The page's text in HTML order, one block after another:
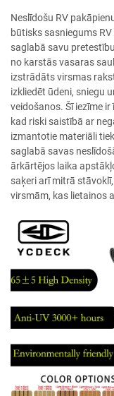
Neslīdošu RV
būtisks sasniegums
saglabā savu
no karstās vasaras
izstrādāts virsmas
izkliedēt ūdeni, sniegu
veidošanos. Šī iezīme
kad riski saistībā ar
izmantotie materiāli
saglabā savas
ārkārtējos laika
saķeri arī mitrā
virsmām, kas lietainos